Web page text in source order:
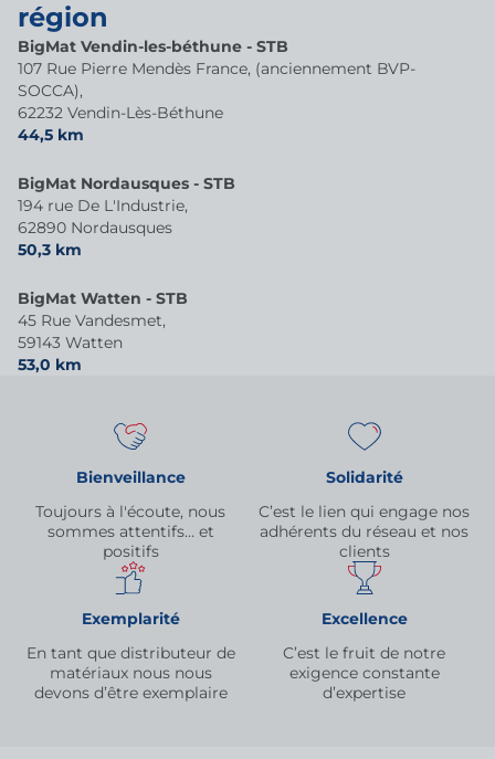
région
BigMat Vendin-les-béthune - STB
107 Rue Pierre Mendès France, (anciennement BVP-
SOCCA),
62232 Vendin-Lès-Béthune
44,5 km
BigMat Nordausques - STB
194 rue De L'Industrie,
62890 Nordausques
50,3 km
BigMat Watten - STB
45 Rue Vandesmet,
59143 Watten
53,0 km
Bienveillance
Toujours à l'écoute, nous
sommes attentifs… et
positifs
Solidarité
C’est le lien qui engage nos
adhérents du réseau et nos
clients
Exemplarité
En tant que distributeur de
matériaux nous nous
devons d’être exemplaire
Excellence
C’est le fruit de notre
exigence constante
d’expertise